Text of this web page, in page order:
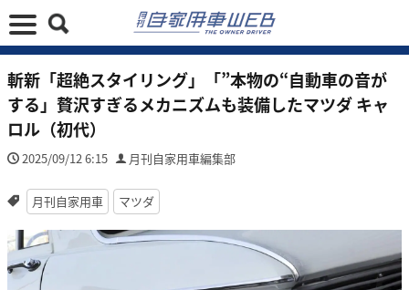
斬新「超絶スタイリング」「”本物の“自動車の音が
する」贅沢すぎるメカニズムも装備したマツダ キャ
ロル（初代）
2025/09/12 6:15 月刊自家用車編集部
月刊自家用車 マツダ